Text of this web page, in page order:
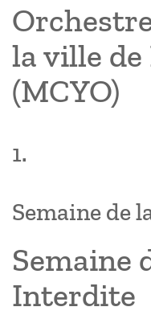
la ville
(MCYO)
1.
Semaine de
Semaine
Interdite